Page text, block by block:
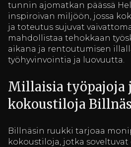
tunnin ajomatkan päässä
inspiroivan miljöön, jossa
ja toteutus sujuvat
mahdollistaa tehokkaan
aikana ja rentoutumisen
työhyvinvointia ja luovuutta.
Millaisia työpajoja
kokoustiloja
Billnäsin ruukki tarjoaa
kokoustiloja, jotka